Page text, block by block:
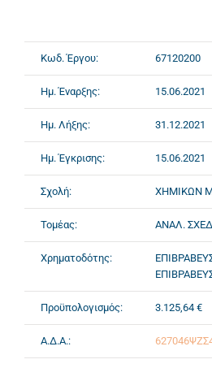
Κωδ. Έργου: 67120200
Ημ. Έναρξης: 15.06.2021
Ημ. Λήξης: 31.12.2021
Ημ. Έγκρισης: 15.06.2021
Σχολή: ΧΗΜΙΚΩΝ
Τομέας: ΑΝΑΛ.
Χρηματοδότης:
Προϋπολογισμός: 3.125,64 €
Α.Δ.Α.: